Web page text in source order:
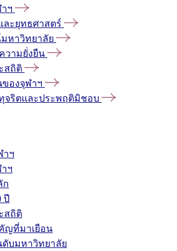
ฯ
ละยุทธศาสตร์
หาวิทยาลัย
วามยั่งยืน
สถิติ
องจุฬาฯ
จริตและประพฤติมิชอบ
าฯ
ฯ
ก
ปี
สถิติ
ญที่มาเยือน
ดับมหาวิทยาลัย